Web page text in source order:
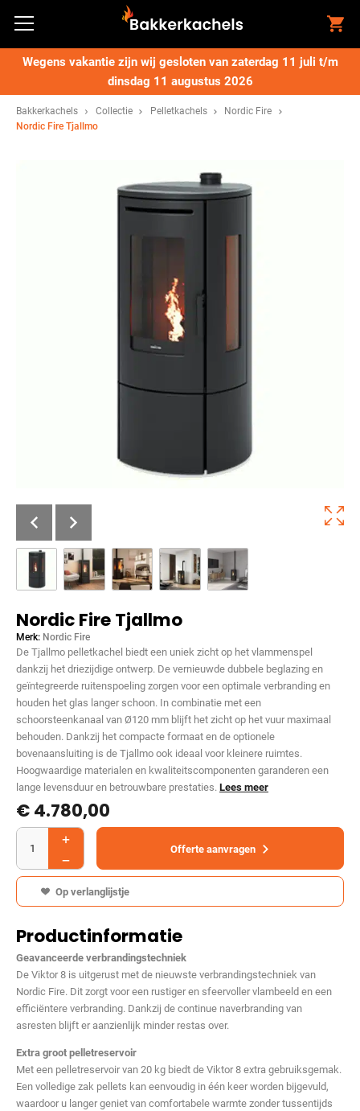
Wegens vakantie zijn wij gesloten van zaterdag 11 juli t/m
dinsdag 11 augustus 2026
Bakkerkachels Collectie Pelletkachels
Nordic Fire
Nordic Fire Tjallmo
Nordic Fire Tjallmo
Merk: Nordic Fire
De Tjallmo pelletkachel biedt een uniek zicht op het vlammenspel
dankzij het driezijdige ontwerp. De vernieuwde dubbele beglazing en
geïntegreerde ruitenspoeling zorgen voor een optimale verbranding en
houden het glas langer schoon. In combinatie met een
schoorsteenkanaal van Ø120 mm blijft het zicht op het vuur maximaal
behouden. Dankzij het compacte formaat en de optionele
bovenaansluiting is de Tjallmo ook ideaal voor kleinere ruimtes.
Hoogwaardige materialen en kwaliteitscomponenten garanderen een
lange levensduur en betrouwbare prestaties. Lees meer
€4.780,00
Offerte aanvragen
Op verlanglijstje
Productinformatie
Geavanceerde verbrandingstechniek
De Viktor 8 is uitgerust met de nieuwste verbrandingstechniek van
Nordic Fire. Dit zorgt voor een rustiger en sfeervoller vlambeeld en een
efficiëntere verbranding. Dankzij de continue naverbranding van
asresten blijft er aanzienlijk minder restas over.
Extra groot pelletreservoir
Met een pelletreservoir van 20 kg biedt de Viktor 8 extra gebruiksgemak.
Een volledige zak pellets kan eenvoudig in één keer worden bijgevuld,
waardoor u langer geniet van comfortabele warmte zonder tussentijds